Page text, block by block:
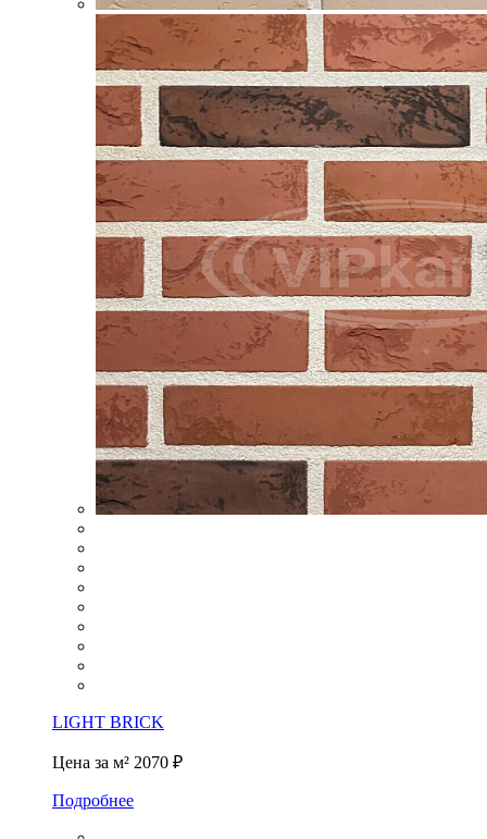
LIGHT BRICK
Цена за м² 2070 ₽
Подробнее